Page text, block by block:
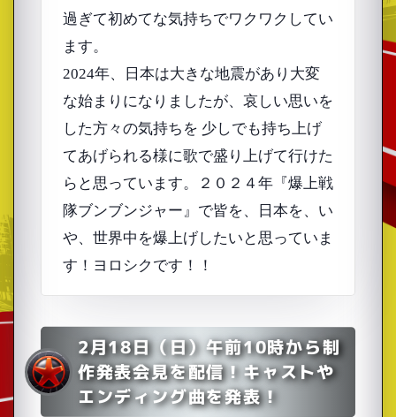
過ぎて初めてな気持ちでワクワクしてい
ます。
2024年、日本は大きな地震があり大変
な始まりになりましたが、哀しい思いを
した方々の気持ちを 少しでも持ち上げ
てあげられる様に歌で盛り上げて行けた
らと思っています。２０２４年『爆上戦
隊ブンブンジャー』で皆を、日本を、い
や、世界中を爆上げしたいと思っていま
す！ヨロシクです！！
2月18日（日）午前10時から制
作発表会見を配信！キャストや
エンディング曲を発表！